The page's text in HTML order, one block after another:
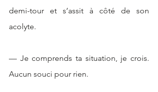
demi-tour et s’assit à côté de son
acolyte.
— Je comprends ta situation, je crois.
Aucun souci pour rien.